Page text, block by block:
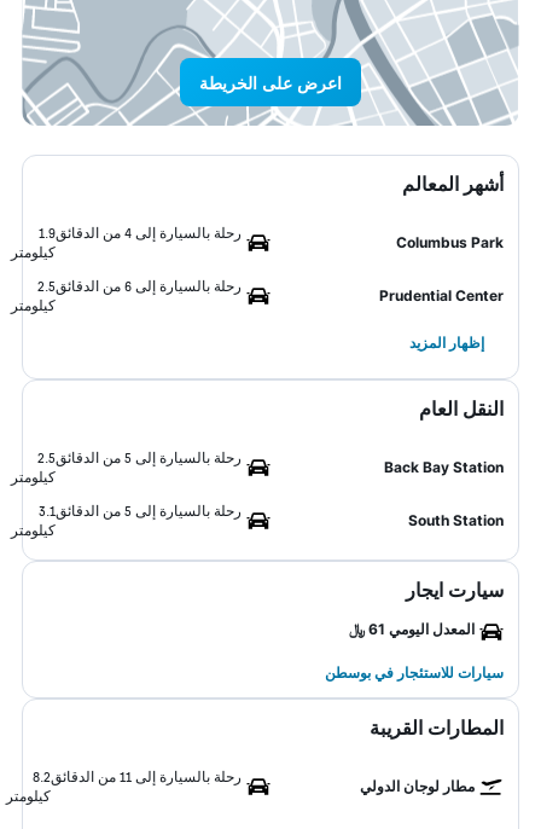
اعرض على الخريطة
أشهر المعالم
Columbus Park
رحلة بالسيارة إلى 4 من الدقائق
1.9
كيلومتر
Prudential Center
رحلة بالسيارة إلى 6 من الدقائق
2.5
كيلومتر
إظهار المزيد
النقل العام
Back Bay Station
رحلة بالسيارة إلى 5 من الدقائق
2.5
كيلومتر
South Station
رحلة بالسيارة إلى 5 من الدقائق
3.1
كيلومتر
سيارت ايجار
المعدل اليومي 61 ﷼
سيارات للاستئجار في بوسطن
المطارات القريبة
مطار لوجان الدولي
رحلة بالسيارة إلى 11 من الدقائق
8.2
كيلومتر